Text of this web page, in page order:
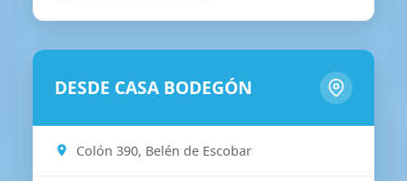
DESDE CASA BODEGÓN
Colón 390, Belén de Escobar